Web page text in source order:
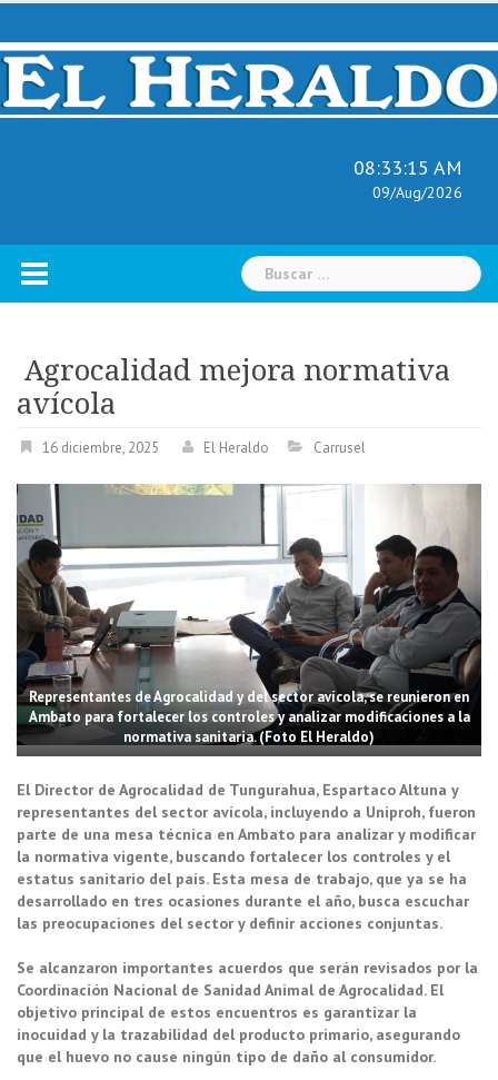
Skip
content
08:33:16 AM
09/Aug/2026
Buscar:
Agrocalidad mejora normativa
avícola
16 diciembre, 2025 El Heraldo Carrusel
Representantes de Agrocalidad y del sector avícola, se reunieron en
Ambato para fortalecer los controles y analizar modificaciones a la
normativa sanitaria. (Foto El Heraldo)
El Director de Agrocalidad de Tungurahua, Espartaco Altuna y
representantes del sector avícola, incluyendo a Uniproh, fueron
parte de una mesa técnica en Ambato para analizar y modificar
la normativa vigente, buscando fortalecer los controles y el
estatus sanitario del país. Esta mesa de trabajo, que ya se ha
desarrollado en tres ocasiones durante el año, busca escuchar
las preocupaciones del sector y definir acciones conjuntas.
Se alcanzaron importantes acuerdos que serán revisados por la
Coordinación Nacional de Sanidad Animal de Agrocalidad. El
objetivo principal de estos encuentros es garantizar la
inocuidad y la trazabilidad del producto primario, asegurando
que el huevo no cause ningún tipo de daño al consumidor.